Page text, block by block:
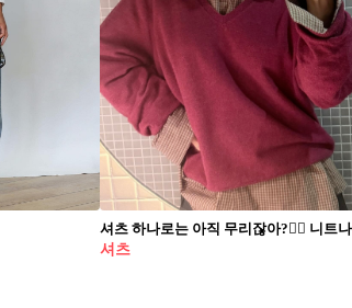
셔츠